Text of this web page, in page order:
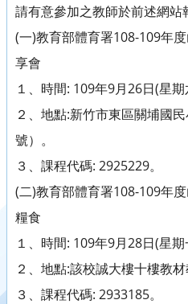
請有意參加之教師於前述網站
(一)教育部體育署108-109年
享會
１、時間: 109年9月26日(星期
２、地點:新竹市東區關埔國
號）。
３、課程代碼: 2925229。
(二)教育部體育署108-109年
糧食
１、時間: 109年9月28日(星期
２、地點:該校誠大樓十樓教材
３、課程代碼: 2933185。